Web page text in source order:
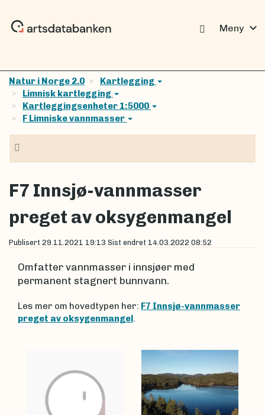
Meny expand_more
Natur i Norge 2.0
Kartlegging
Limnisk kartlegging
Kartleggingsenheter 1:5000
F Limniske vannmasser
F7 Innsjø-vannmasser
preget av oksygenmangel
Publisert 29.11.2021 19:13 Sist endret 14.03.2022 08:52
Omfatter vannmasser i innsjøer med
permanent stagnert bunnvann.
Les mer om hovedtypen her: F7 Innsjø-vannmasser
preget av oksygenmangel